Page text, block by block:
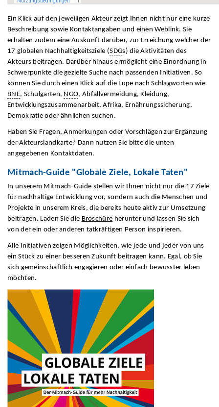
Ein Klick auf den jeweiligen Akteur zeigt Ihnen nicht nur eine kurze
Beschreibung sowie Kontaktangaben und einen Weblink. Sie
erhalten zudem eine Auskunft darüber, zur Erreichung welcher der
17 globalen Nachhaltigkeitsziele (SDGs) die Aktivitäten des
Akteurs beitragen. Darüber hinaus ermöglicht eine Einordnung in
Schwerpunkte die gezielte Suche nach passenden Initiativen. So
können Sie durch einen Klick auf die Lupe nach Schlagworten wie
BNE, Schulgarten, NGO, Abfallvermeidung, Kleidung,
Entwicklungszusammenarbeit, Afrika, Ernährungssicherung,
Demokratie oder ähnlichen suchen.
Haben Sie Fragen, Anmerkungen oder Vorschlägen zur Ergänzung
der Akteurslandkarte? Dann nutzen Sie bitte die unten
angegebenen Kontaktdaten.
Mitmach-Guide "Globale Ziele, Lokale Taten"
In unserem Mitmach-Guide stellen wir Ihnen nicht nur die 17 Ziele
für nachhaltige Entwicklung vor, sondern auch die Menschen und
Projekte in unserem Kreis, die bereits heute aktiv zur Umsetzung
beitragen. Laden Sie die Broschüre herunter und lassen Sie sich
von der ein oder anderen tatkräftigen Person inspirieren.
Alle Initiativen zeigen Möglichkeiten, wie jede und jeder von uns
ein Stück zu einer besseren Zukunft beitragen kann. Egal, ob Sie
sich gemeinschaftlich engagieren oder einfach bewusster leben
möchten.